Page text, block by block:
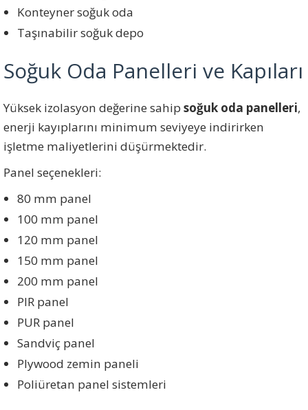
Konteyner soğuk oda
Taşınabilir soğuk depo
Soğuk Oda Panelleri ve Kapıları
Yüksek izolasyon değerine sahip soğuk oda panelleri,
enerji kayıplarını minimum seviyeye indirirken
işletme maliyetlerini düşürmektedir.
Panel seçenekleri:
80 mm panel
100 mm panel
120 mm panel
150 mm panel
200 mm panel
PIR panel
PUR panel
Sandviç panel
Plywood zemin paneli
Poliüretan panel sistemleri